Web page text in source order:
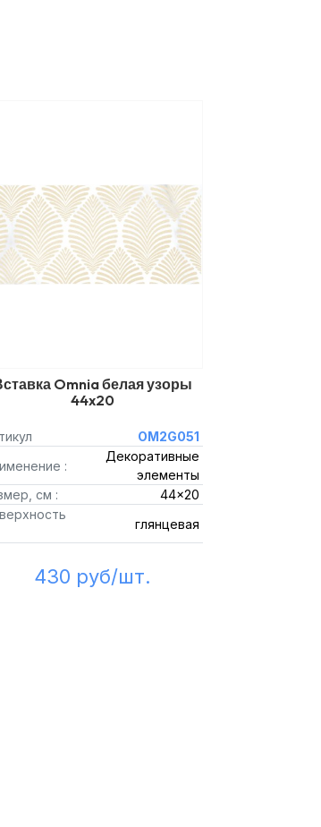
Omnia белая узоры
44x20
OM2G051
:
Декоративные
элементы
см :
44x20
глянцевая
430 руб/шт.